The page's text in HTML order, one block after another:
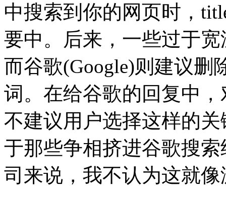
中搜索到你的网页时，
要中。后来，一些过于
而谷歌(Google)则建议删
词。在给谷歌的回复中
不建议用户选择这样的
于那些争相挤进谷歌搜
司来说，我不认为这就